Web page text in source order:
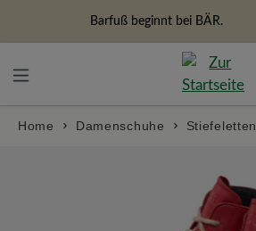
Freiheitspioniere
Home Damenschuhe Stiefeletten